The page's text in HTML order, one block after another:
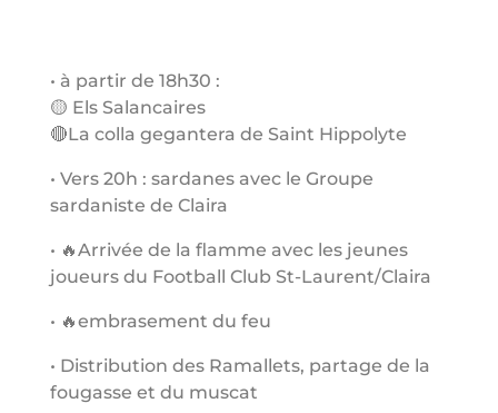
• à partir de 18h30 :
🟡 Els Salancaires
🔴La colla gegantera de Saint Hippolyte
• Vers 20h : sardanes avec le Groupe
sardaniste de Claira
• 🔥Arrivée de la flamme avec les jeunes
joueurs du Football Club St-Laurent/Claira
• 🔥embrasement du feu
• Distribution des Ramallets, partage de la
fougasse et du muscat